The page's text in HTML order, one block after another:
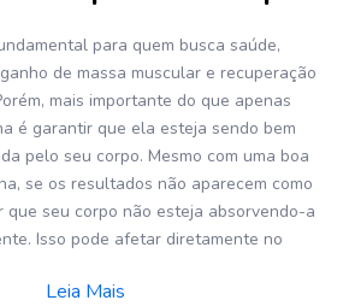
para quem busca saúde,
de massa muscular e recuperação
mais importante do que apenas
é garantir que ela esteja sendo bem
pelo seu corpo. Mesmo com uma boa
se os resultados não aparecem como
que seu corpo não esteja absorvendo-a
Isso pode afetar diretamente no
Leia Mais